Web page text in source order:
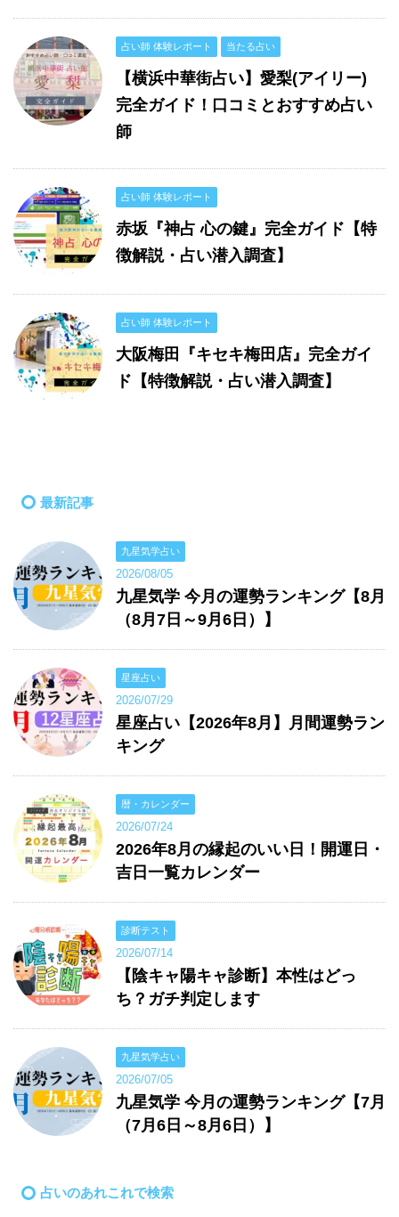
占い師 体験レポート 当たる占い
【横浜中華街占い】愛梨(アイリー)
完全ガイド！口コミとおすすめ占い
師
占い師 体験レポート
赤坂『神占 心の鍵』完全ガイド【特
徴解説・占い潜入調査】
占い師 体験レポート
大阪梅田『キセキ梅田店』完全ガイ
ド【特徴解説・占い潜入調査】
最新記事
九星気学占い
2026/08/05
九星気学 今月の運勢ランキング【8月
（8月7日～9月6日）】
星座占い
2026/07/29
星座占い【2026年8月】月間運勢ラン
キング
暦・カレンダー
2026/07/24
2026年8月の縁起のいい日！開運日・
吉日一覧カレンダー
診断テスト
2026/07/14
【陰キャ陽キャ診断】本性はどっ
ち？ガチ判定します
九星気学占い
2026/07/05
九星気学 今月の運勢ランキング【7月
（7月6日～8月6日）】
占いのあれこれで検索